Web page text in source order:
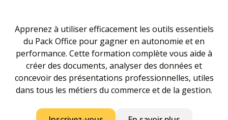
Apprenez à utiliser efficacement les outils essentiels
du Pack Office pour gagner en autonomie et en
performance. Cette formation complète vous aide à
créer des documents, analyser des données et
concevoir des présentations professionnelles, utiles
dans tous les métiers du commerce et de la gestion.